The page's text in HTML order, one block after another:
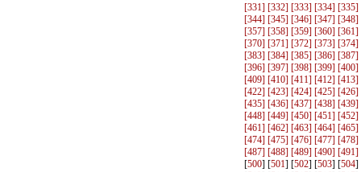
[331] [332] [333] [334] [335]
[344] [345] [346] [347] [348]
[357] [358] [359] [360] [361]
[370] [371] [372] [373] [374]
[383] [384] [385] [386] [387]
[396] [397] [398] [399] [400]
[409] [410] [411] [412] [413]
[422] [423] [424] [425] [426]
[435] [436] [437] [438] [439]
[448] [449] [450] [451] [452]
[461] [462] [463] [464] [465]
[474] [475] [476] [477] [478]
[487] [488] [489] [490] [491]
[500] [501] [502] [503] [504]